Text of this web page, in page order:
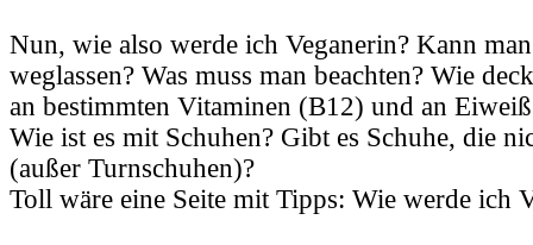
Nun, wie also werde ich Veganerin? Kann
weglassen? Was muss man beachten? Wie
an bestimmten Vitaminen (B12) und an
Wie ist es mit Schuhen? Gibt es Schuhe, die
(außer Turnschuhen)?
Toll wäre eine Seite mit Tipps: Wie werde ich